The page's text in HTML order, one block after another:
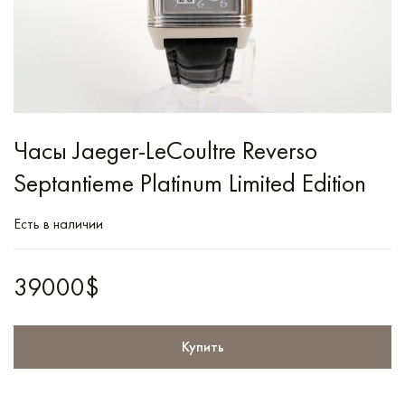
Часы Jaeger-LeCoultre Reverso
Septantieme Platinum Limited Edition
Есть в наличии
39000$
Купить